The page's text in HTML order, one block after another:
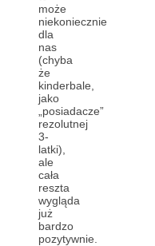
może
niekoniecznie
dla
nas
(chyba
że
kinderbale,
jako
„posiadacze”
rezolutnej
3-
latki),
ale
cała
reszta
wygląda
już
bardzo
pozytywnie.